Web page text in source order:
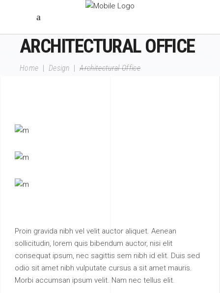
ARCHITECTURAL OFFICE
Home Design |Architectural Office
Proin gravida nibh vel velit auctor aliquet. Aenean
sollicitudin, lorem quis bibendum auctor, nisi elit
consequat ipsum, nec sagittis sem nibh id elit. Duis sed
odio sit amet nibh vulputate cursus a sit amet mauris.
Morbi accumsan ipsum velit. Nam nec tellus elit.